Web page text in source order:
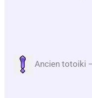
Ancien totoiki